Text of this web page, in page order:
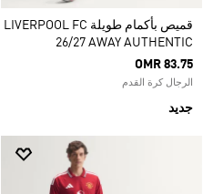
قميص بأكمام طويلة LIVERPOOL FC
26/27 AWAY AUTHENTIC
OMR 83.75
الرجال كرة القدم
جديد